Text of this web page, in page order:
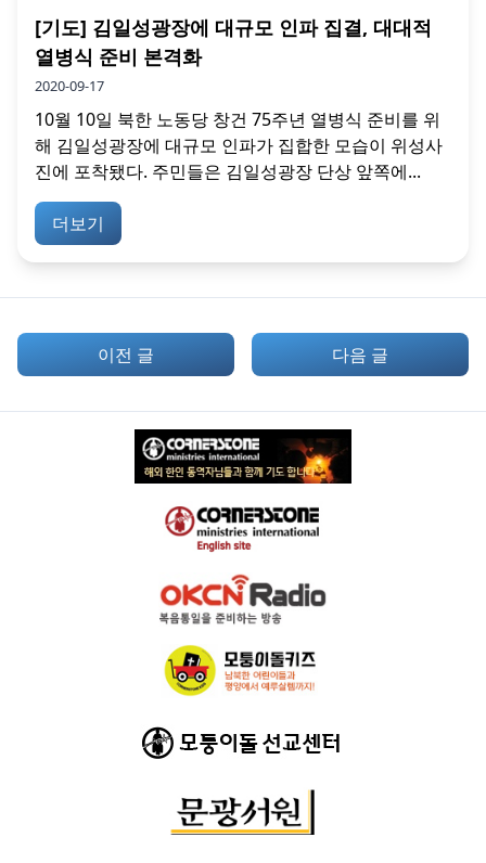
[기도] 김일성광장에 대규모 인파 집결, 대대적
열병식 준비 본격화
2020-09-17
10월 10일 북한 노동당 창건 75주년 열병식 준비를 위
해 김일성광장에 대규모 인파가 집합한 모습이 위성사
진에 포착됐다. 주민들은 김일성광장 단상 앞쪽에...
더보기
이전 글 다음 글